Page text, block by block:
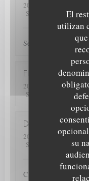
El
utilizan
su
2026-06-10
Servicio
Service et plats de
Elise
2026-06-13
- 12:00 -
Servicio
Deprez
2026-06-12
- 20:00 -
Servicio
C est la seconde fois